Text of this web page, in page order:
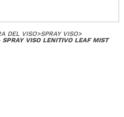
DEL VISO>SPRAY VISO>
VISO LENITIVO LEAF MIST